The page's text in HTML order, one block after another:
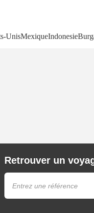
UnisMexiqueIndonesie
Retrouver un